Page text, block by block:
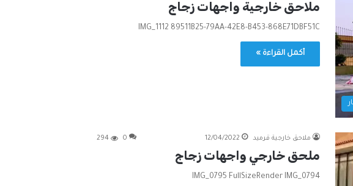
ملاحق خارجية واجهات زجاج
IMG_1112 89511B25-79AA-42E8-B453-868E71DBF51C
أكمل القراءة »
ملاحق خارجية قرميد 12/04/2022
0
294
ملحق خارجي واجهات زجاج
IMG_0795 FullSizeRender IMG_0794